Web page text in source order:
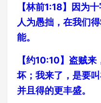
【林前1:18】因为
人为愚拙，在我们
能。
【约10:10】盗贼
坏；我来了，是要
并且得的更丰盛。